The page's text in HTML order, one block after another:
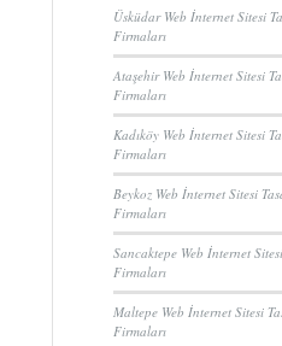
Üsküdar Web İnternet Sitesi
Firmaları
Ataşehir Web İnternet Sitesi
Firmaları
Kadıköy Web İnternet Sitesi
Firmaları
Beykoz Web İnternet Sitesi
Firmaları
Sancaktepe Web İnternet
Firmaları
Maltepe Web İnternet Sitesi
Firmaları